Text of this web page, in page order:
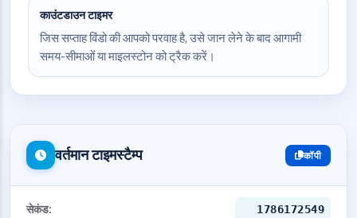
काउंटडाउन टाइमर
जिस सप्ताह विंडो की आपको परवाह है, उसे जान लेने के बाद आगामी
समय-सीमाओं या माइलस्टोन को ट्रैक करें।
वर्तमान टाइमस्टैम्प कॉपी
सेकंड: 1786172549